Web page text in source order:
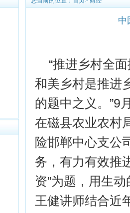
中
“推进乡村全
和美乡村是推进
的题中之义。”9
在磁县农业农村
险邯郸中心支公
务，有力有效推
资”为题，用生
王健讲师结合近